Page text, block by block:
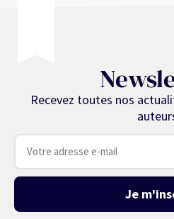
Recevez toutes nos
Je